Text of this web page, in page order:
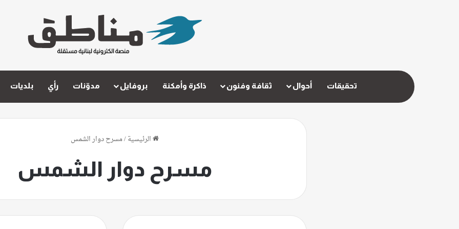
تحقيقات أحوال ثقافة وفنون ذاكرة وأمكنة بروفايل مدوّنات رأي بلديات
الرئيسية/مسرح دوار الشمس
مسرح دوار الشمس